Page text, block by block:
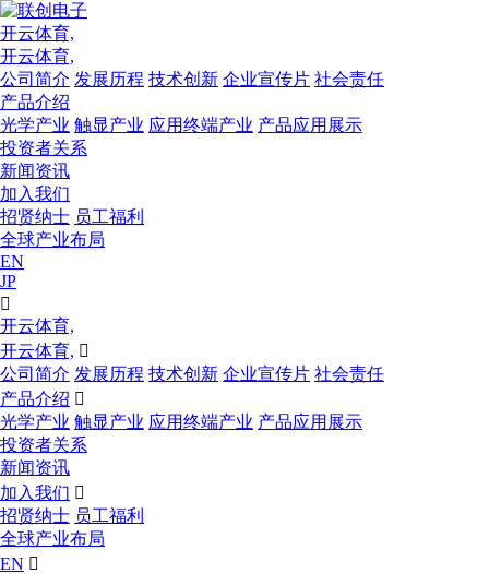
开云体育,
开云体育,
公司简介 发展历程 技术创新 企业宣传片 社会责任
产品介绍
光学产业 触显产业 应用终端产业 产品应用展示
投资者关系
新闻资讯
加入我们
招贤纳士 员工福利
全球产业布局
EN
JP

开云体育,
开云体育, 
公司简介 发展历程 技术创新 企业宣传片 社会责任
产品介绍 
光学产业 触显产业 应用终端产业 产品应用展示
投资者关系
新闻资讯
加入我们 
招贤纳士 员工福利
全球产业布局
EN 